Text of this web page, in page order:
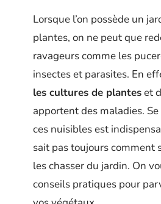
Lorsque l’on possède un
plantes, on ne peut que
ravageurs comme les
insectes et parasites. En
les cultures de planteset
apportent des maladies.
ces nuisibles est
sait pas toujours comment
les chasser du jardin. On
conseils pratiques pour